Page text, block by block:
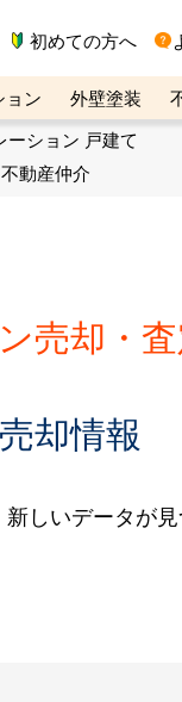
初めての方へ
ョン 外壁塗装
ご相談デスク
ーション 戸建て
不動産仲介
売却・
却情報
しいデータが